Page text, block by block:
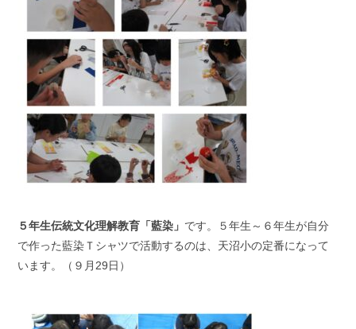
５年生伝統文化理解教育「藍染」 です。５年生～６年生が自分
で作った藍染Ｔシャツで活動するのは、天沼小の定番になって
います。（９月29日）